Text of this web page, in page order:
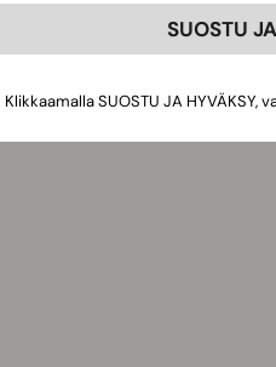
SUOSTU
Klikkaamalla SUOSTU JA